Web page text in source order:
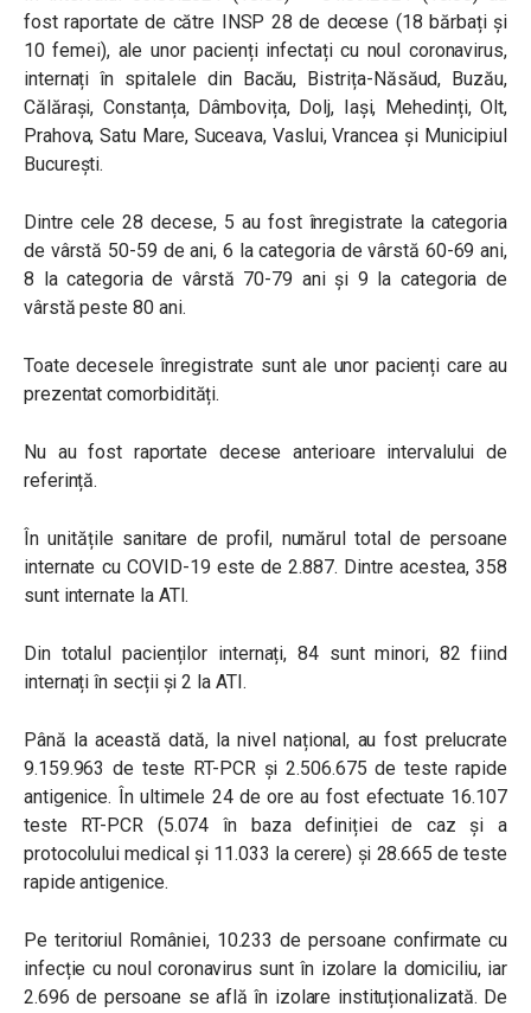
fost raportate de către INSP 28 de decese (18 bărbați și
10 femei), ale unor pacienți infectați cu noul coronavirus,
internați în spitalele din Bacău, Bistrița-Năsăud, Buzău,
Călărași, Constanța, Dâmbovița, Dolj, Iași, Mehedinți, Olt,
Prahova, Satu Mare, Suceava, Vaslui, Vrancea și Municipiul
București.
Dintre cele 28 decese, 5 au fost înregistrate la categoria
de vârstă 50-59 de ani, 6 la categoria de vârstă 60-69 ani,
8 la categoria de vârstă 70-79 ani și 9 la categoria de
vârstă peste 80 ani.
Toate decesele înregistrate sunt ale unor pacienți care au
prezentat comorbidități.
Nu au fost raportate decese anterioare intervalului de
referință.
În unitățile sanitare de profil, numărul total de persoane
internate cu COVID-19 este de 2.887. Dintre acestea, 358
sunt internate la ATI.
Din totalul pacienților internați, 84 sunt minori, 82 fiind
internați în secții și 2 la ATI.
Până la această dată, la nivel național, au fost prelucrate
9.159.963 de teste RT-PCR și 2.506.675 de teste rapide
antigenice. În ultimele 24 de ore au fost efectuate 16.107
teste RT-PCR (5.074 în baza definiției de caz și a
protocolului medical și 11.033 la cerere) și 28.665 de teste
rapide antigenice.
Pe teritoriul României, 10.233 de persoane confirmate cu
infecție cu noul coronavirus sunt în izolare la domiciliu, iar
2.696 de persoane se află în izolare instituționalizată. De